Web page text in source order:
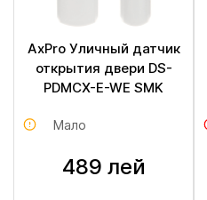
AxPro Уличный датчик
открытия двери DS-
PDMCX-E-WE SMK
Мало
489 лей